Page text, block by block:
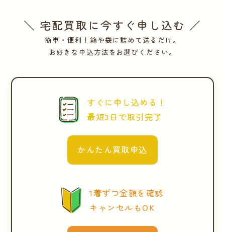
＼ 宅配買取に今すぐ申し込む ／
簡単・便利！箱や袋に詰めて送るだけ。
お好きな申込方法をお選びください。
すぐに申し込める！
最短3日で取引完了
かんたん買取申込
1着ずつ金額を確認
キャンセルもOK